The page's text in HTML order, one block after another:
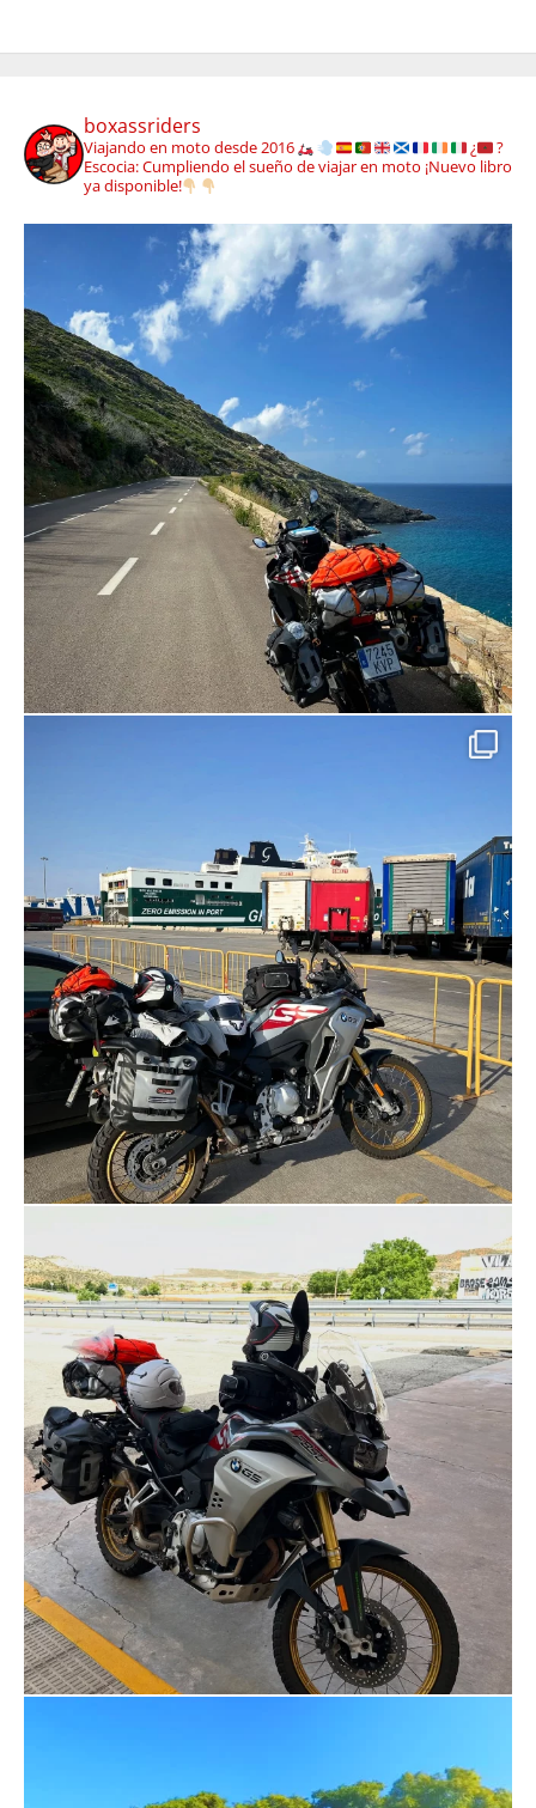
boxassriders
Viajando en moto desde 2016 ¿
?
Escocia: Cumpliendo el sueño de viajar en moto ¡Nuevo libro
ya disponible!